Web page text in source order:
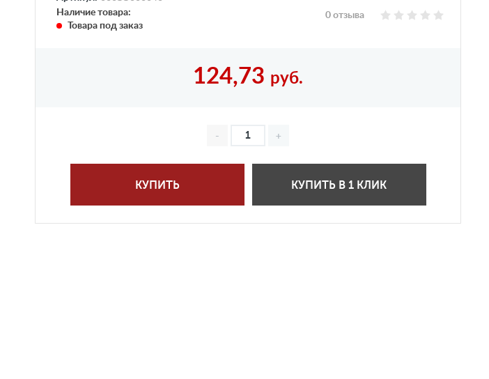
Наличие товара:
Товара под заказ
0 отзыва
124,73 руб.
КУПИТЬ КУПИТЬ В 1 КЛИК